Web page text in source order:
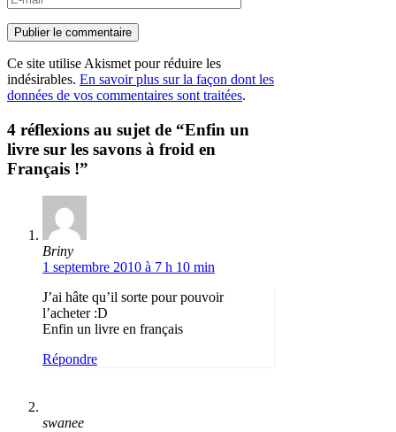
Ce site utilise Akismet pour réduire les
indésirables. En savoir plus sur la façon dont les
données de vos commentaires sont traitées.
4 réflexions au sujet de “Enfin un
livre sur les savons à froid en
Français !”
Briny
1 septembre 2010 à 7 h 10 min
J’ai hâte qu’il sorte pour pouvoir
l’acheter :D
Enfin un livre en français
Répondre
swanee